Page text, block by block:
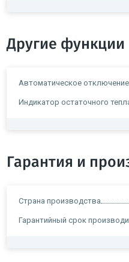
Другие функции
Автоматическое отключение
Индикатор остаточного
Гарантия и
Страна производства
Гарантийный срок